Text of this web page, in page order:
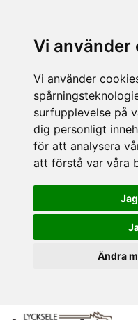
Vi använder
Vi använder
surfupplevelse på
dig personligt
för att analysera
att förstå var våra
Ändra